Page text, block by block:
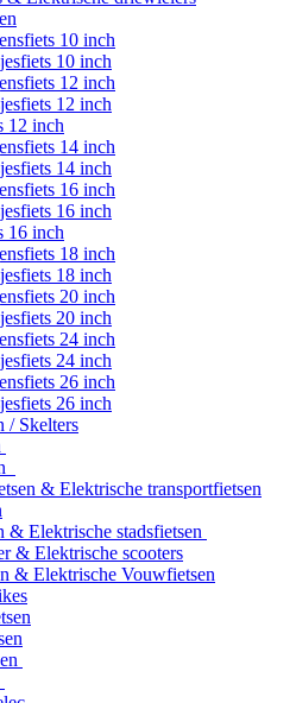
10 inch
10 inch
12 inch
12 inch
12 inch
14 inch
14 inch
16 inch
16 inch
16 inch
18 inch
18 inch
20 inch
20 inch
24 inch
24 inch
26 inch
26 inch
/ Skelters
& Elektrische transportfietsen
& Elektrische stadsfietsen
& Elektrische scooters
& Elektrische Vouwfietsen